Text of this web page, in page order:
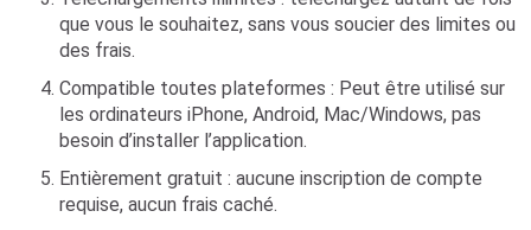
que vous le souhaitez, sans vous soucier des limites ou
des frais.
Compatible toutes plateformes : Peut être utilisé sur
les ordinateurs iPhone, Android, Mac/Windows, pas
besoin d’installer l’application.
Entièrement gratuit : aucune inscription de compte
requise, aucun frais caché.